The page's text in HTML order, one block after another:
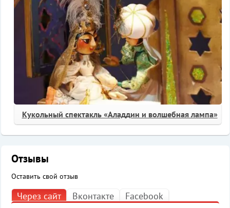
Кукольный спектакль «Аладдин и волшебная лампа»
Отзывы
Оставить свой отзыв
Через сайт Вконтакте Facebook